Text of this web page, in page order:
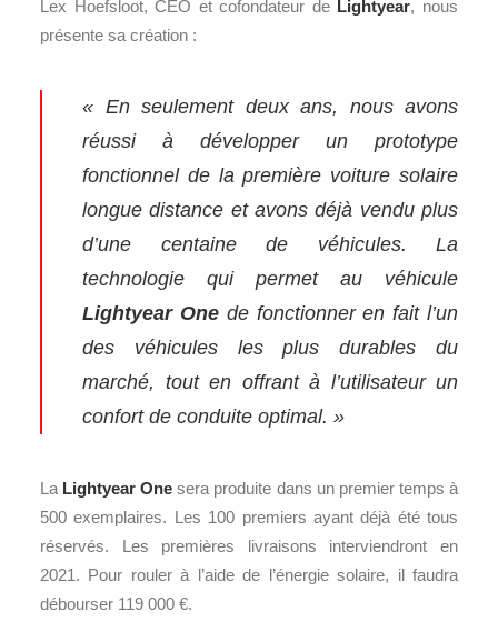
Lex Hoefsloot, CEO et cofondateur de Lightyear, nous
présente sa création :
« En seulement deux ans, nous avons
réussi à développer un prototype
fonctionnel de la première voiture solaire
longue distance et avons déjà vendu plus
d’une centaine de véhicules. La
technologie qui permet au véhicule
Lightyear Onede fonctionner en fait l’un
des véhicules les plus durables du
marché, tout en offrant à l’utilisateur un
confort de conduite optimal. »
La Lightyear One sera produite dans un premier temps à
500 exemplaires. Les 100 premiers ayant déjà été tous
réservés. Les premières livraisons interviendront en
2021. Pour rouler à l’aide de l’énergie solaire, il faudra
débourser 119 000 €.